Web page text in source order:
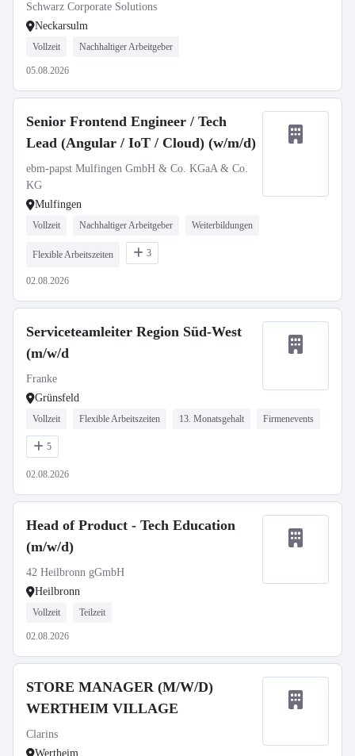
Schwarz Corporate Solutions
Neckarsulm
Vollzeit Nachhaltiger Arbeitgeber
05.08.2026
Senior Frontend Engineer / Tech
Lead (Angular / IoT / Cloud) (w/m/d)
ebm-papst Mulfingen GmbH & Co. KGaA & Co.
KG
Mulfingen
Vollzeit Nachhaltiger Arbeitgeber Weiterbildungen
Flexible Arbeitszeiten 3
02.08.2026
Serviceteamleiter Region Süd-West
(m/w/d
Franke
Grünsfeld
Vollzeit Flexible Arbeitszeiten 13. Monatsgehalt Firmenevents
5
02.08.2026
Head of Product - Tech Education
(m/w/d)
42 Heilbronn gGmbH
Heilbronn
Vollzeit Teilzeit
02.08.2026
STORE MANAGER (M/W/D)
WERTHEIM VILLAGE
Clarins
Wertheim